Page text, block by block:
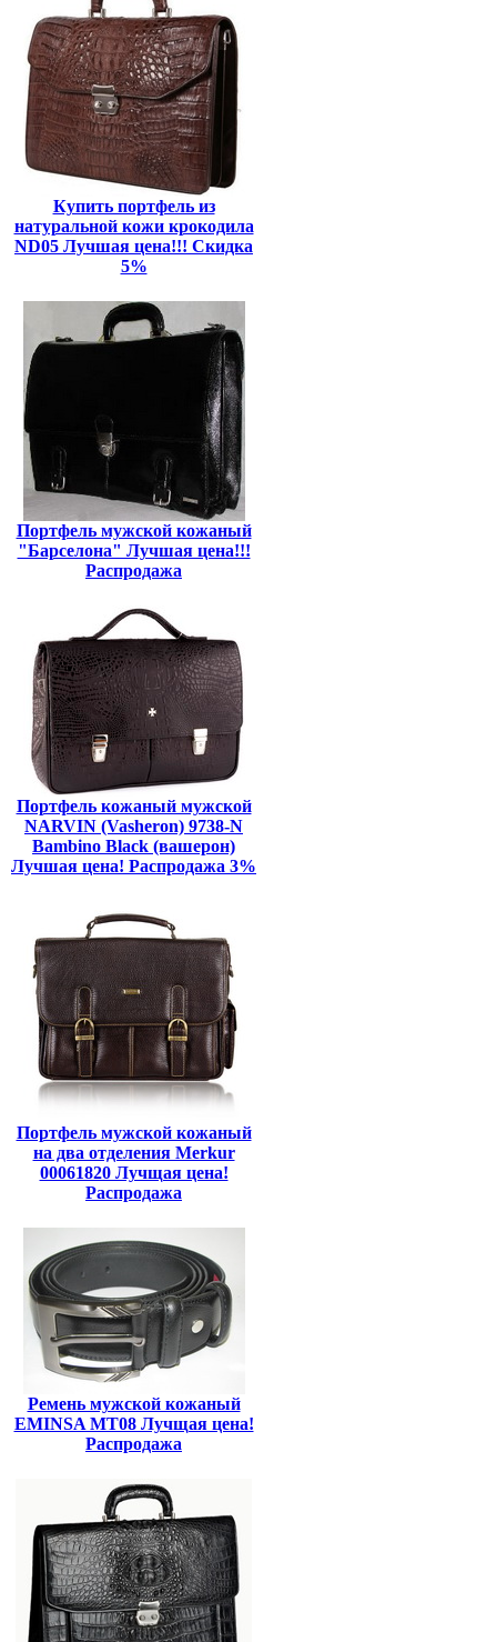
Купить портфель из
натуральной кожи крокодила
ND05 Лучшая цена!!! Скидка
5%
Портфель мужской кожаный
"Барселона" Лучшая цена!!!
Распродажа
Портфель кожаный мужской
NARVIN (Vasheron) 9738-N
Bambino Black (вашерон)
Лучшая цена! Распродажа 3%
Портфель мужской кожаный
на два отделения Merkur
00061820 Лучщая цена!
Распродажа
Ремень мужской кожаный
EMINSA MT08 Лучщая цена!
Распродажа